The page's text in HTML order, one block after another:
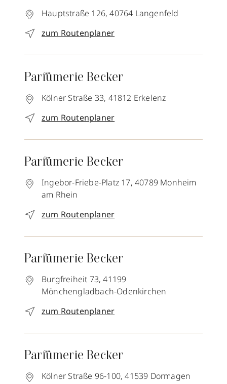
Hauptstraße 126, 40764 Langenfeld
zum Routenplaner
Parfümerie Becker
Kölner Straße 33, 41812 Erkelenz
zum Routenplaner
Parfümerie Becker
Ingebor-Friebe-Platz 17, 40789 Monheim
am Rhein
zum Routenplaner
Parfümerie Becker
Burgfreiheit 73, 41199
Mönchengladbach-Odenkirchen
zum Routenplaner
Parfümerie Becker
Kölner Straße 96-100, 41539 Dormagen